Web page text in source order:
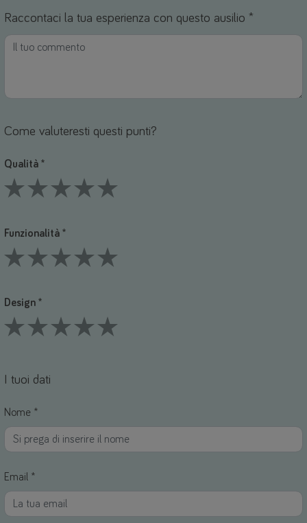
Raccontaci la tua esperienza con questo ausilio *
Come valuteresti questi punti?
Qualità *
Funzionalità *
Design *
I tuoi dati
Nome *
Email *